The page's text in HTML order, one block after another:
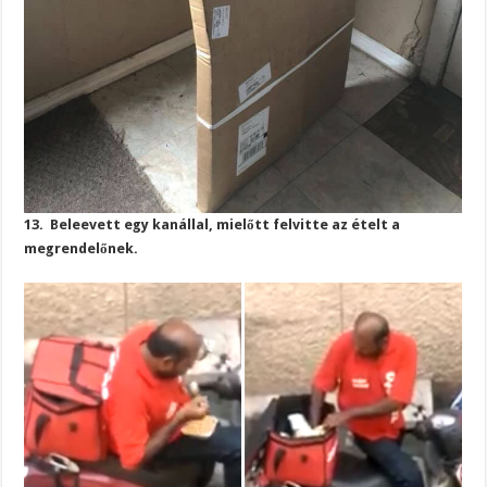
13. Beleevett egy kanállal, mielőtt felvitte az ételt a
megrendelőnek.